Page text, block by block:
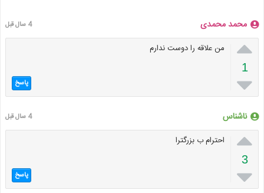
محمد محمدی 4 سال قبل

1

من علاقه را دوست ندارم
پاسخ
ناشناس 4 سال قبل

3

احترام ب بزرگترا
پاسخ